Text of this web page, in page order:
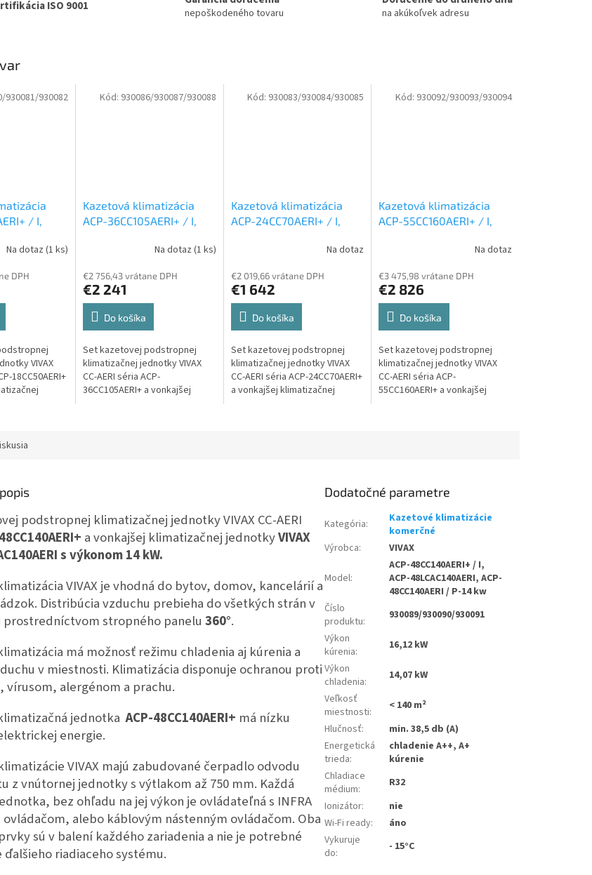
ISO 9001 nepoškodeného tovaru na akúkoľvek adresu
/ I,
/ P-5 kw Set
Na dotaz (1 ks)
DPH
VIVAX
18CC50AERI+
930081/930082
Kazetová klimatizácia
ACP-36CC105AERI+ / I,
ACP-36CC105AERI / P-10,5
vnútorná jednotka
Na dotaz (1 ks)
€2 756,43 vrátane DPH
€2 241
Do košíka
Set kazetovej podstropnej
klimatizačnej jednotky VIVAX
CC-AERI séria ACP-
36CC105AERI+ a vonkajšej
Kód: 930086/930087/930088
Kazetová klimatizácia
ACP-24CC70AERI+ / I,
24CC70AERI / P-7 kwSet
jednotka
Na dotaz
€2 019,66 vrátane DPH
€1 642
Do košíka
Set kazetovej podstropnej
klimatizačnej jednotky VIVAX
CC-AERI séria ACP-24CC70AERI+
a vonkajšej klimatizačnej
Kód: 930083/930084/930085
Kazetová klimatizácia
ACP-55CC160AERI+ / I,
ACP-55CC160AERI / P-16
vnútorná jednotka
Na dotaz
€3 475,98 vrátane DPH
€2 826
Do košíka
Set kazetovej podstropnej
klimatizačnej jednotky VIVAX
CC-AERI séria ACP-
55CC160AERI+ a vonkajšej
Kód: 930092/930093/930094
podstropnej klimatizačnej jednotky VIVAX CC-AERI
a vonkajšej klimatizačnej jednotkyVIVAX
s výkonom 14 kW.
VIVAX je vhodná do bytov, domov, kancelárií a
Distribúcia vzduchu prebieha do všetkých strán v
prostredníctvom stropného panelu 360°.
má možnosť režimu chladenia aj kúrenia a
v miestnosti. Klimatizácia disponuje ochranou proti
vírusom, alergénom a prachu.
jednotka ACP-48CC140AERI+ má nízku
energie.
VIVAX majú zabudované čerpadlo odvodu
z vnútornej jednotky s výtlakom až 750 mm. Každá
bez ohľadu na jej výkon je ovládateľná s INFRA
alebo káblovým nástenným ovládačom. Oba
sú v balení každého zariadenia a nie je potrebné
riadiaceho systému.
Dodatočné parametre
Kategória:
Kazetové klimatizácie
komerčné
Výrobca: VIVAX
Model:
ACP-48CC140AERI+ / I,
ACP-48LCAC140AERI, ACP-
48CC140AERI / P-14 kw
Číslo
produktu:
930089/930090/930091
Výkon
kúrenia:
16,12 kW
Výkon
chladenia:
14,07 kW
Veľkosť
miestnosti:
< 140 m²
Hlučnosť:
min. 38,5 db (A)
Energetická
trieda:
chladenie A++, A+
kúrenie
Chladiace
médium:
R32
Ionizátor:
nie
Wi-Fi ready:
áno
Vykuruje
do: - 15°C